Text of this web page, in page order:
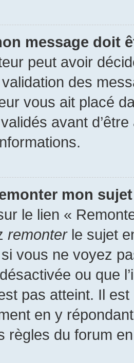
message doit
peut avoir
des
vous ait placé
avant
mon
le lien «
remonterle sujet
vous ne voyez
ou que
pas atteint. Il
en y
règles du forum